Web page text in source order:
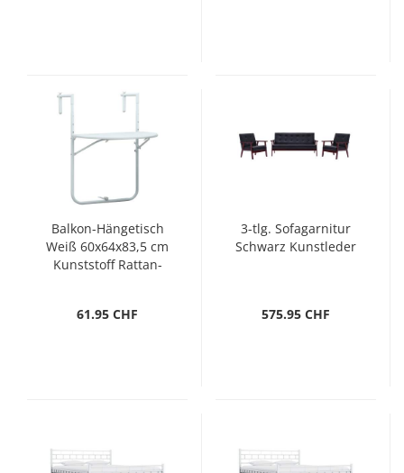
Balkon-Hängetisch
Weiß 60x64x83,5 cm
Kunststoff Rattan-
61.95 CHF
3-tlg. Sofagarnitur
Schwarz Kunstleder
575.95 CHF